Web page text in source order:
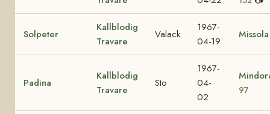
Solpeter
Kallblodig
Travare
Valack
1967-
04-19
Missola
Padina
Kallblodig
Travare
Sto
1967-
04-
02
97